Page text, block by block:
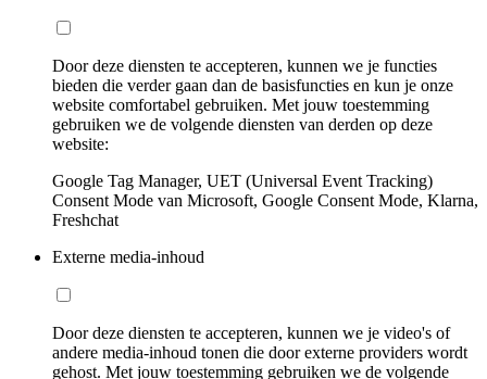
Door deze diensten te accepteren, kunnen we je functies
bieden die verder gaan dan de basisfuncties en kun je onze
website comfortabel gebruiken. Met jouw toestemming
gebruiken we de volgende diensten van derden op deze
website:
Google Tag Manager, UET (Universal Event Tracking)
Consent Mode van Microsoft, Google Consent Mode, Klarna,
Freshchat
Externe media-inhoud
Door deze diensten te accepteren, kunnen we je video's of
andere media-inhoud tonen die door externe providers wordt
gehost. Met jouw toestemming gebruiken we de volgende